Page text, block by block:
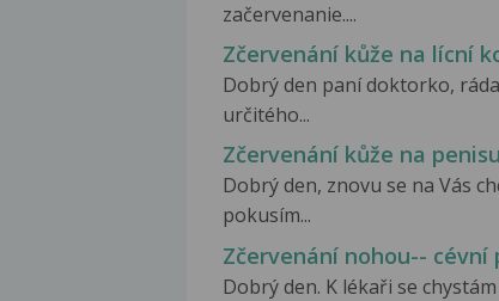
začervenanie....
Zčervenání kůže na lícní
Dobrý den paní doktorko,
určitého...
Zčervenání kůže na
Dobrý den, znovu se na Vás
pokusím...
Zčervenání nohou-- cévní
Dobrý den. K lékaři se